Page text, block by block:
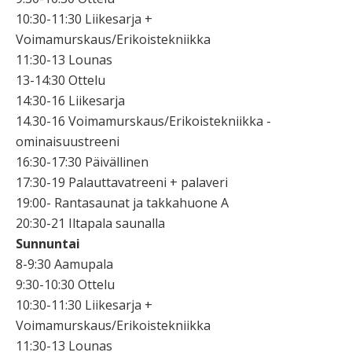
10:30-11:30 Liikesarja +
Voimamurskaus/Erikoistekniikka
11:30-13 Lounas
13-14:30 Ottelu
14:30-16 Liikesarja
14.30-16 Voimamurskaus/Erikoistekniikka -
ominaisuustreeni
16:30-17:30 Päivällinen
17:30-19 Palauttavatreeni + palaveri
19:00- Rantasaunat ja takkahuone A
20:30-21 Iltapala saunalla
Sunnuntai
8-9:30 Aamupala
9:30-10:30 Ottelu
10:30-11:30 Liikesarja +
Voimamurskaus/Erikoistekniikka
11:30-13 Lounas